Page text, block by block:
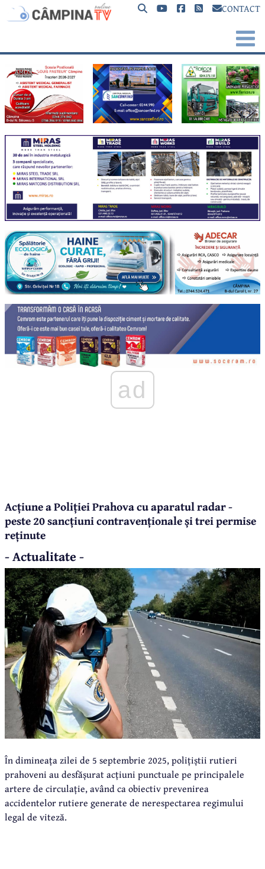
CONTACT
ad
Acțiune a Poliției Prahova cu aparatul radar -
peste 20 sancțiuni contravenționale și trei permise
reținute
- Actualitate -
În dimineața zilei de 5 septembrie 2025, polițiștii rutieri
prahoveni au desfășurat acțiuni punctuale pe principalele
artere de circulație, având ca obiectiv prevenirea
accidentelor rutiere generate de nerespectarea regimului
legal de viteză.